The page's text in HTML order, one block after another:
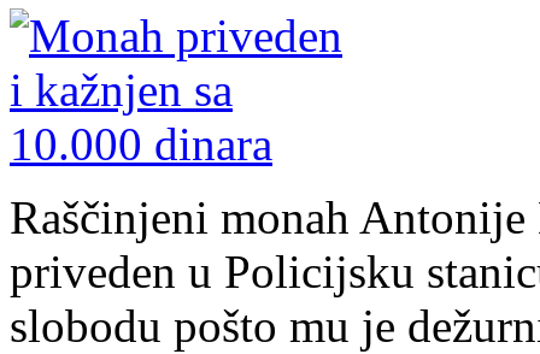
Raščinjeni monah
priveden u Policijsku
slobodu pošto mu je